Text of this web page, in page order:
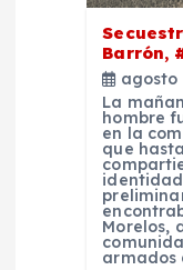
Barrón,
agosto
La
hombre
en la
que
Morelos,
armados